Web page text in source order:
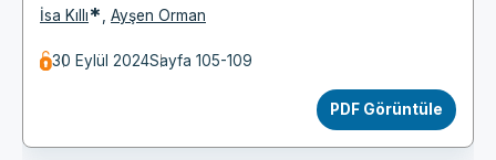
İsa Kıllı* Ayşen Orman
30 Eylül 2024Sayfa 105-109
PDF Görüntüle